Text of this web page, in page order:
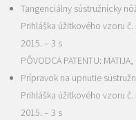
Tangenciálny sústružnícky
Prihláška úžitkového vzoru č.
2015. – 3 s
PÔVODCA PATENTU:
Prípravok na upnutie
Prihláška úžitkového vzoru č.
2015. – 3 s